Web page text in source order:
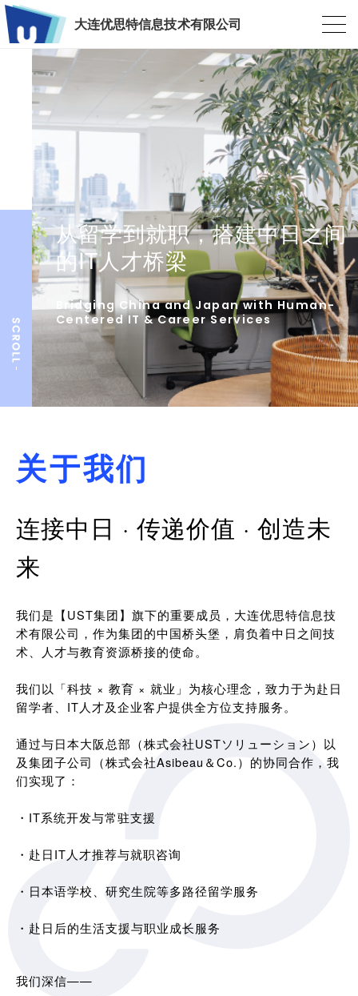
大连优思特信息技术有限公司
从留学到就职，搭建中日之间
的IT人才桥梁
Bridging China and Japan with Human-
Centered IT & Career Services
关于我们
连接中日 · 传递价值 · 创造未
来
我们是【UST集团】旗下的重要成员，大连优思特信息技
术有限公司，作为集团的中国桥头堡，肩负着中日之间技
术、人才与教育资源桥接的使命。
我们以「科技 × 教育 × 就业」为核心理念，致力于为赴日
留学者、IT人才及企业客户提供全方位支持服务。
通过与日本大阪总部（株式会社USTソリューション）以
及集团子公司（株式会社Asibeau＆Co.）的协同合作，我
们实现了：
・IT系统开发与常驻支援
・赴日IT人才推荐与就职咨询
・日本语学校、研究生院等多路径留学服务
・赴日后的生活支援与职业成长服务
我们深信——